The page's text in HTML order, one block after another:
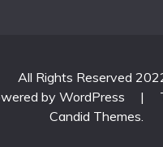
All Rights Reserved
by WordPress
|
Candid Themes